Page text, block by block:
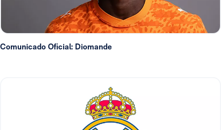
Comunicado Oficial: Diomande